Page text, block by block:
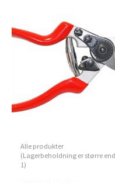
Alle produkter
(Lagerbeholdning er større end
1)